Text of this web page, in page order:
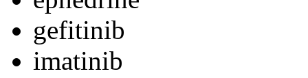
gefitinib
imatinib